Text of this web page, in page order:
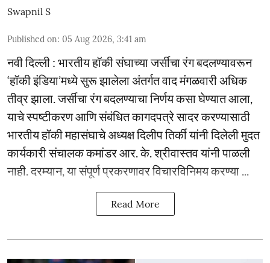
Swapnil S
Published on: 05 Aug 2026, 3:41 am
नवी दिल्ली : भारतीय हॉकी संघाच्या जर्सीचा रंग बदलण्यावरून
‘हॉकी इंडिया’मध्ये सुरू झालेला अंतर्गत वाद मंगळवारी अधिक
तीव्र झाला. जर्सीचा रंग बदलण्याचा निर्णय कसा घेण्यात आला,
याचे स्पष्टीकरण आणि संबंधित कागदपत्रे सादर करण्यासाठी
भारतीय हॉकी महासंघाचे अध्यक्ष दिलीप तिर्की यांनी दिलेली मुदत
कार्यकारी संचालक कमांडर आर. के. श्रीवास्तव यांनी पाळली
नाही. दरम्यान, या संपूर्ण प्रकरणावर विचारविनिमय करण्या ...
Read More